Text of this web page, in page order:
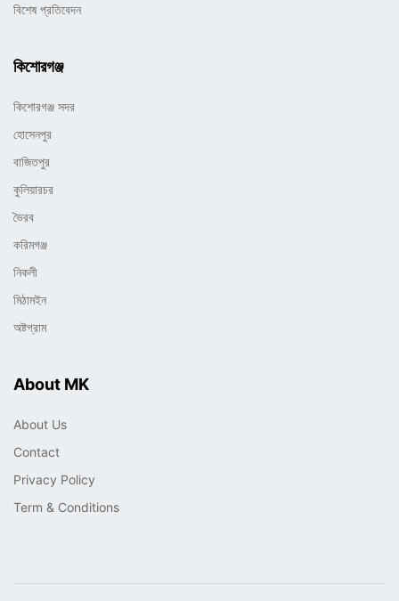
বিশেষ প্রতিবেদন
কিশোরগঞ্জ
কিশোরগঞ্জ সদর
হোসেনপুর
বাজিতপুর
কুলিয়ারচর
ভৈরব
করিমগঞ্জ
নিকলী
মিঠামইন
অষ্টগ্রাম
About MK
About Us
Contact
Privacy Policy
Term & Conditions